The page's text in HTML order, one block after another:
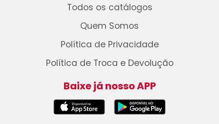
Todos os catálogos
Quem Somos
Política de Privacidade
Política de Troca e Devolução
Baixe já nosso APP